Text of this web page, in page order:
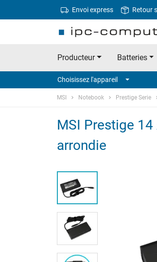
Envoi express Retour
Producteur Batteries
Choisissez l'appareil
MSI Notebook Prestige Serie
MSI Prestige 14
arrondie